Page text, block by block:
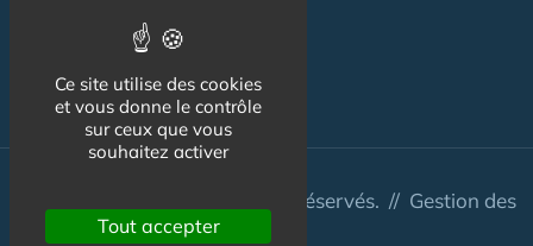
NOS AUTRES SITES :
© Australis 2026 - Tous droits réservés. // Gestion des
Ce site utilise des cookies
et vous donne le contrôle
sur ceux que vous
souhaitez activer
Tout accepter